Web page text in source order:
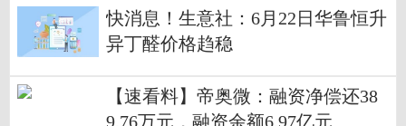
快消息！生意社：6月22日华鲁恒升
异丁醛价格趋稳
【速看料】帝奥微：融资净偿还38
9.76万元，融资余额6.97亿元